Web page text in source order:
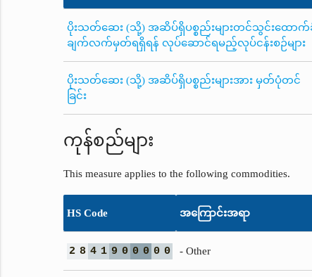
ပိုးသတ်ဆေး (သို့) အဆိပ်ရှိပစ္စည်းများတင်သွင်းထောက်
ချက်လက်မှတ်ရရှိရန် လုပ်ဆောင်ရမည့်လုပ်ငန်းစဉ်များ
ပိုးသတ်ဆေး (သို့) အဆိပ်ရှိပစ္စည်းများအား မှတ်ပုံတင်
ခြင်း
ကုန်စည်များ
This measure applies to the following commodities.
HS Code အကြောင်းအရာ
2 8 4 1 9 0 0 0 0 0 - Other